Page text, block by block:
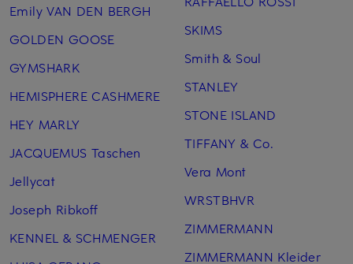
Emily VAN DEN BERGH
GOLDEN GOOSE
GYMSHARK
HEMISPHERE CASHMERE
HEY MARLY
JACQUEMUS Taschen
Jellycat
Joseph Ribkoff
KENNEL & SCHMENGER
SKIMS
Smith & Soul
STANLEY
STONE ISLAND
TIFFANY & Co.
Vera Mont
WRSTBHVR
ZIMMERMANN
ZIMMERMANN Kleider